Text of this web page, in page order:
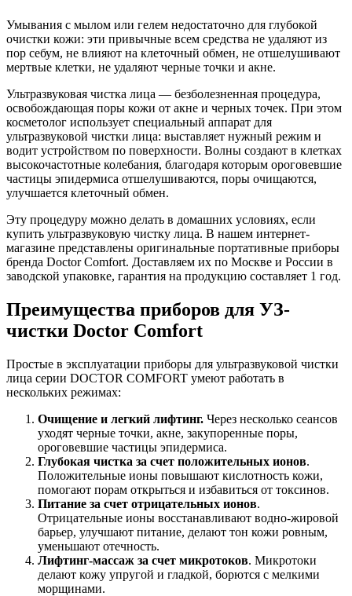
Умывания с мылом или гелем недостаточно для глубокой
очистки кожи: эти привычные всем средства не удаляют из
пор себум, не влияют на клеточный обмен, не отшелушивают
мертвые клетки, не удаляют черные точки и акне.
Ультразвуковая чистка лица — безболезненная процедура,
освобождающая поры кожи от акне и черных точек. При этом
косметолог использует специальный аппарат для
ультразвуковой чистки лица: выставляет нужный режим и
водит устройством по поверхности. Волны создают в клетках
высокочастотные колебания, благодаря которым ороговевшие
частицы эпидермиса отшелушиваются, поры очищаются,
улучшается клеточный обмен.
Эту процедуру можно делать в домашних условиях, если
купить ультразвуковую чистку лица. В нашем интернет-
магазине представлены оригинальные портативные приборы
бренда Doctor Comfort. Доставляем их по Москве и России в
заводской упаковке, гарантия на продукцию составляет 1 год.
Преимущества приборов для УЗ-
чистки Doctor Comfort
Простые в эксплуатации приборы для ультразвуковой чистки
лица серии DOCTOR COMFORT умеют работать в
нескольких режимах:
Очищение и легкий лифтинг. Через несколько сеансов
уходят черные точки, акне, закупоренные поры,
ороговевшие частицы эпидермиса.
Глубокая чистка за счет положительных ионов.
Положительные ионы повышают кислотность кожи,
помогают порам открыться и избавиться от токсинов.
Питание за счет отрицательных ионов.
Отрицательные ионы восстанавливают водно-жировой
барьер, улучшают питание, делают тон кожи ровным,
уменьшают отечность.
Лифтинг-массаж за счет микротоков. Микротоки
делают кожу упругой и гладкой, борются с мелкими
морщинами.